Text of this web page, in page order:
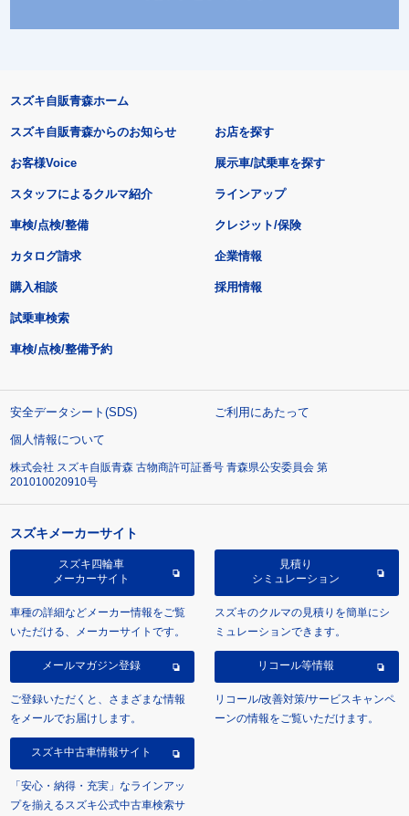
スズキ自販青森ホーム
スズキ自販青森からのお知らせ
お客様Voice
スタッフによるクルマ紹介
お店を探す
展示車/試乗車を探す
ラインアップ
車検/点検/整備 クレジット/保険
カタログ請求
購入相談
試乗車検索
車検/点検/整備予約
企業情報
採用情報
安全データシート(SDS)
ご利用にあたって
個人情報について
株式会社 スズキ自販青森 古物商許可証番号 青森県公安委員会 第
201010020910号
スズキメーカーサイト
スズキ四輪車
メーカーサイト
車種の詳細などメーカー情報をご覧
いただける、メーカーサイトです。
見積り
シミュレーション
スズキのクルマの見積りを簡単にシ
ミュレーションできます。
メールマガジン登録
ご登録いただくと、さまざまな情報
をメールでお届けします。
リコール等情報
リコール/改善対策/サービスキャンペ
ーンの情報をご覧いただけます。
スズキ中古車情報サイト
「安心・納得・充実」なラインアッ
プを揃えるスズキ公式中古車検索サ